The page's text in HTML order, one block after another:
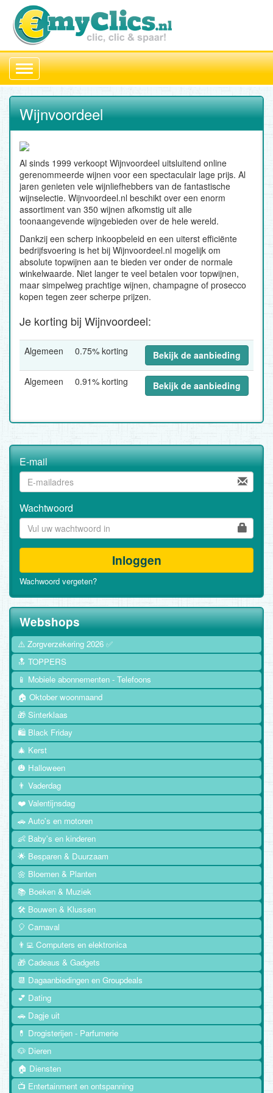
Toggle
navigation
Wijnvoordeel
Al sinds 1999 verkoopt Wijnvoordeel uitsluitend online
gerenommeerde wijnen voor een spectaculair lage prijs. Al
jaren genieten vele wijnliefhebbers van de fantastische
wijnselectie. Wijnvoordeel.nl beschikt over een enorm
assortiment van 350 wijnen afkomstig uit alle
toonaangevende wijngebieden over de hele wereld.
Dankzij een scherp inkoopbeleid en een uiterst efficiënte
bedrijfsvoering is het bij Wijnvoordeel.nl mogelijk om
absolute topwijnen aan te bieden ver onder de normale
winkelwaarde. Niet langer te veel betalen voor topwijnen,
maar simpelweg prachtige wijnen, champagne of prosecco
kopen tegen zeer scherpe prijzen.
Je korting bij Wijnvoordeel:
Algemeen 0.75% korting Bekijk de aanbieding
Algemeen 0.91% korting Bekijk de aanbieding
E-mail
Wachtwoord
Inloggen
Wachwoord vergeten?
Webshops
⚠️ Zorgverzekering 2026 ✅
🔝 TOPPERS
📱 Mobiele abonnementen - Telefoons
🏠 Oktober woonmaand
🎁 Sinterklaas
🛍️ Black Friday
🎄 Kerst
🎃 Halloween
👨 Vaderdag
❤️ Valentijnsdag
🚗 Auto's en motoren
👶 Baby's en kinderen
🌟 Besparen & Duurzaam
🌼 Bloemen & Planten
📚 Boeken & Muziek
🛠️ Bouwen & Klussen
🎈 Carnaval
👨‍💻 Computers en elektronica
🎁 Cadeaus & Gadgets
📆 Dagaanbiedingen en Groupdeals
💕 Dating
🚗 Dagje uit
💊 Drogisterijen - Parfumerie
🐶 Dieren
🏠 Diensten
📺 Entertainment en ontspanning